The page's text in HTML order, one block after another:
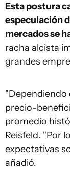
Esta postura
especulación
mercados se
racha alcista
grandes
"Dependiendo
precio-
promedio
Reisfeld. "Por
expectativas
añadió.